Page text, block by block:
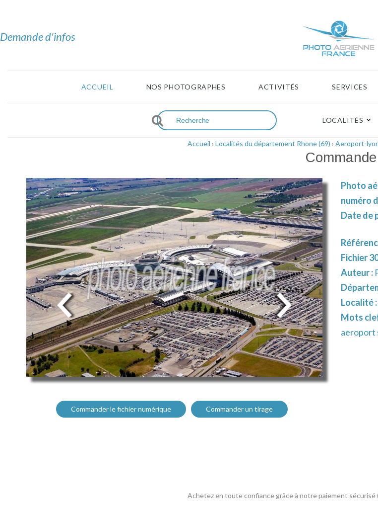
Demande d'infos
ACCUEIL NOS PHOTOGRAPHES ACTIVITÉS SERVICES
LOCALITÉS
Accueil › Localités du département Rhone (69) › Aeroport-
Commande
Commander le fichier numérique Commander un tirage
Photo
numéro
Date de
Fichier
Auteur :
Localité :
Mots
aeroport
Achetez en toute confiance grâce à notre paiement sécurisé